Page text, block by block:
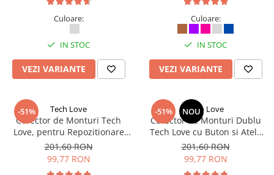
Culoare:
IN STOC
VEZI VARIANTE
Culoare:
IN STOC
VEZI VARIANTE
-51% Tech Love
Corector de Monturi Tech
Love, pentru Repozitionare
Deget mare la Picioare si
Hallux Valgus, Ajustabil, Alb
201,60 RON
99,77 RON
-51% NOU
Tech Love
Corector de Monturi Dublu
Tech Love cu Buton si Atele
Reglabile pentru Hallux
Valgus, Albastru
201,60 RON
99,77 RON